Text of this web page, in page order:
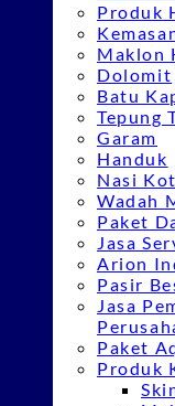
Produk
Maklon
Dolomit
Batu
Tepung
Garam
Handuk
Nasi
Wadah
Paket
Jasa
Arion
Pasir
Jasa
Paket
Produk